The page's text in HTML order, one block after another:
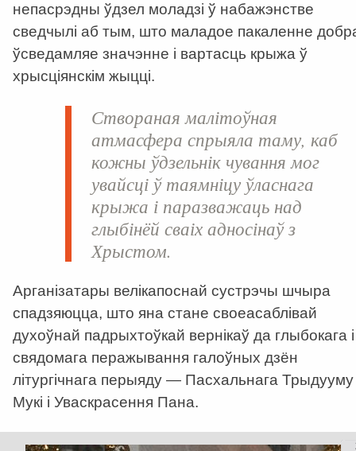
непасрэдны ўдзел моладзі ў набажэнстве
сведчылі аб тым, што маладое пакаленне
ўсведамляе значэнне і вартасць крыжа ў
хрысціянскім жыцці.
Створаная малітоўная
атмасфера спрыяла таму, каб
кожны ўдзельнік чування мог
увайсці ў таямніцу ўласнага
крыжа і паразважаць над
глыбінёй сваіх адносінаў з
Хрыстом.
Арганізатары велікапоснай сустрэчы шчыра
спадзяюцца, што яна стане своеасаблівай
духоўнай падрыхтоўкай вернікаў да глыбокага і
свядомага перажывання галоўных дзён
літургічнага перыяду — Пасхальнага Трыдууму
Мукі і Уваскрасення Пана.